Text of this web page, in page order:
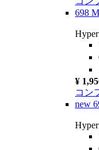
698
¥
コン
new